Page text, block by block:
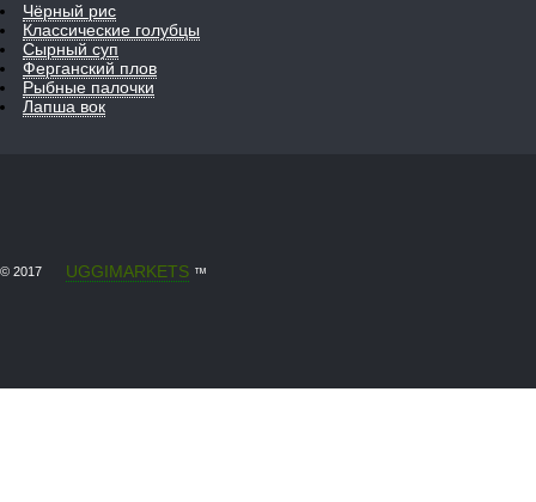
Чёрный рис
Классические голубцы
Сырный суп
Ферганский плов
Рыбные палочки
Лапша вок
© 2017 UGGIMARKETS ™